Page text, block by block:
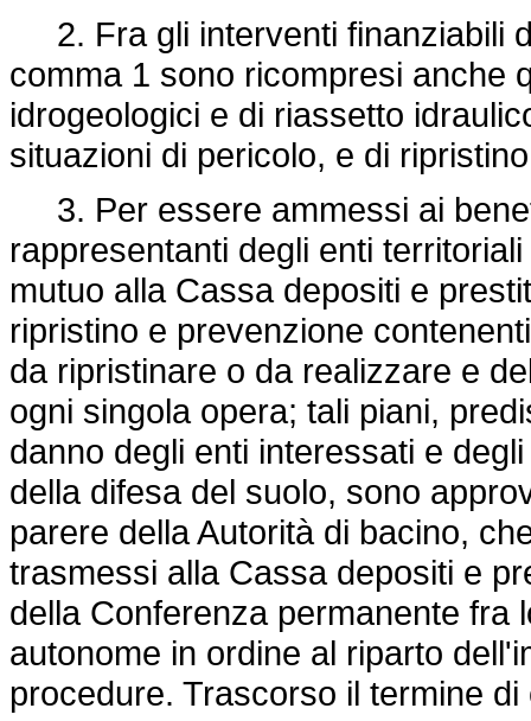
2. Fra gli interventi finanziabili
comma 1 sono ricompresi anche
idrogeologici e di riassetto
situazioni di pericolo, e di
3. Per essere ammessi ai
rappresentanti degli enti
mutuo alla Cassa depositi e
ripristino e prevenzione
da ripristinare o da realizzare e
ogni singola opera; tali piani,
danno degli enti interessati e
della difesa del suolo, sono
parere della Autorità di bacino,
trasmessi alla Cassa depositi e
della Conferenza permanente fra
autonome in ordine al riparto
procedure. Trascorso il termine